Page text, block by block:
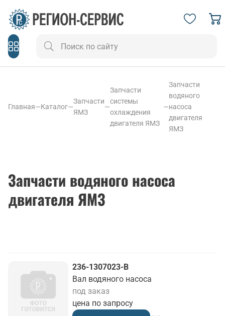
Главная—Каталог—
Запчасти
ЯМЗ
—
Запчасти
системы
охлаждения
двигателя ЯМЗ
—
Запчасти
водяного
насоса
двигателя
ЯМЗ
Запчасти водяного насоса
двигателя ЯМЗ
236-1307023-В
Вал водяного насоса
цена по запросу
под заказ